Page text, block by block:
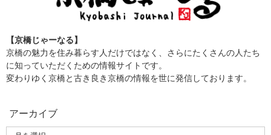
【京橋じゃーなる】
京橋の魅力を住み暮らす人だけではなく、さらにたくさんの人たち
に知っていただくための情報サイトです。
変わりゆく京橋と古き良き京橋の情報を世に発信しております。
アーカイブ